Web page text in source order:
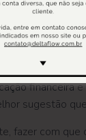
complemento,
também em
esforçando
breve. Nesse
financeirae
sugestão
fazer com que